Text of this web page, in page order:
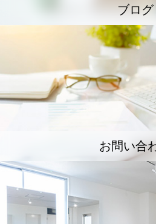
ブログ
お問い合